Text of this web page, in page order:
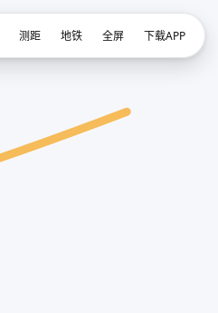
测距 地铁 全屏 下载APP